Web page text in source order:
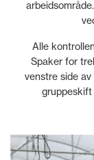
Alle
Spaker for
venstre side
gruppeskift